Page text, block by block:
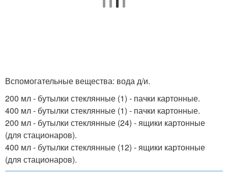
Вспомогательные вещества: вода д/и.
200 мл - бутылки стеклянные (1) - пачки картонные.
400 мл - бутылки стеклянные (1) - пачки картонные.
200 мл - бутылки стеклянные (24) - ящики картонные
(для стационаров).
400 мл - бутылки стеклянные (12) - ящики картонные
(для стационаров).